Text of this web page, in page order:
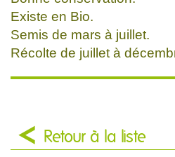
Existe en Bio.
Semis de mars à juillet.
Récolte de juillet à
Retour à la liste